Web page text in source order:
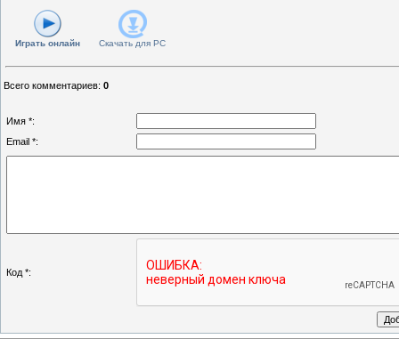
Играть онлайн Скачать для PC
Всего комментариев: 0
Имя *:
Email *:
Код *: